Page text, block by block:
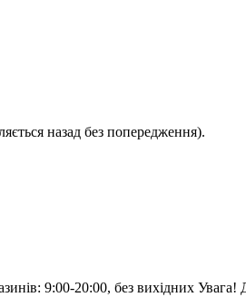
назад без попередження).
9:00-20:00, без вихідних Увага!